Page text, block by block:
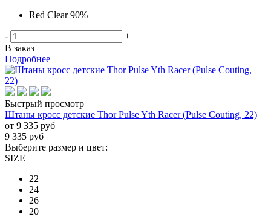
Red Clear 90%
-
+
В заказ
Подробнее
Быстрый просмотр
Штаны кросс детские Thor Pulse Yth Racer (Pulse Couting, 22)
от 9 335 руб
9 335 руб
Выберите размер и цвет:
SIZE
22
24
26
20